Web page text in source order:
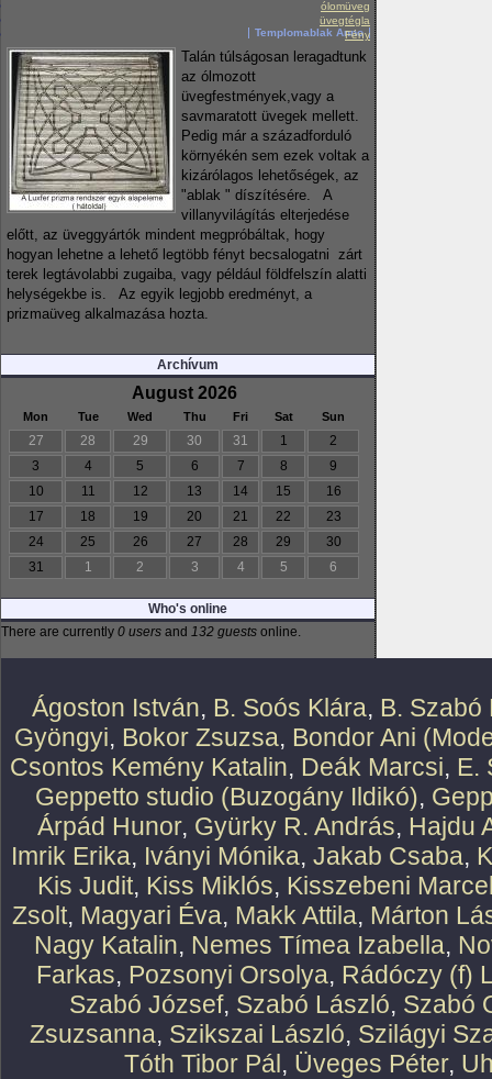
ólomüveg
üvegtégla
Fény
Templomablak Anno
Talán túlságosan leragadtunk
az ólmozott
üvegfestmények,vagy a
savmaratott üvegek mellett.
Pedig már a századforduló
környékén sem ezek voltak a
kizárólagos lehetőségek, az
"ablak " díszítésére. A
villanyvilágítás elterjedése
előtt, az üveggyártók mindent megpróbáltak, hogy
hogyan lehetne a lehető legtöbb fényt becsalogatni zárt
terek legtávolabbi zugaiba, vagy például földfelszín alatti
helységekbe is. Az egyik legjobb eredményt, a
prizmaüveg alkalmazása hozta.
Archívum
August 2026
Mon Tue Wed Thu Fri Sat Sun
27 28 29 30 31 1
2
3
4 5 6 7 8
9
10
11 12 13 14 15
16
17
18 19 20 21 22
23
24
25 26 27 28 29
30
31
1 2 3 4 5 6
Who's online
There are currently 0 users and 132 guests online.
Ágoston István, B. Soós Klára, B. Szabó
Gyöngyi, Bokor Zsuzsa, Bondor Ani
Csontos Kemény Katalin, Deák Marcsi, E.
Geppetto studio (Buzogány Ildikó),
Árpád Hunor, Gyürky R. András, Hajdu
Imrik Erika, Iványi Mónika, Jakab Csaba,
Kis Judit, Kiss Miklós, Kisszebeni
Zsolt, Magyari Éva, Makk Attila, Márton
Nagy Katalin, Nemes Tímea Izabella,
Farkas, Pozsonyi Orsolya, Rádóczy (f)
Szabó József, Szabó László, Szabó
Zsuzsanna, Szikszai László, Szilágyi
Tóth Tibor Pál, Üveges Péter,